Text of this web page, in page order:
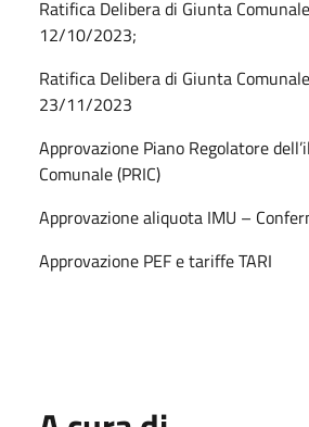
Ratifica Delibera di Giunta
12/10/2023;
Ratifica Delibera di Giunta
23/11/2023
Approvazione Piano Regolatore
Comunale (PRIC)
Approvazione aliquota IMU –
Approvazione PEF e tariffe TARI